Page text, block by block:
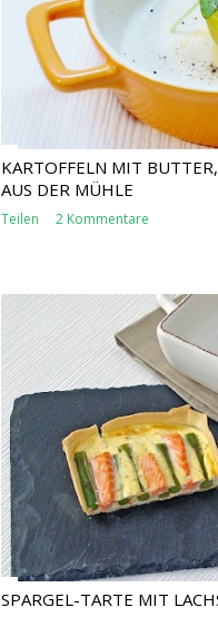
KARTOFFELN MIT
AUS DER MÜHLE
Teilen 2 Kommentare
SPARGEL-TARTE MIT